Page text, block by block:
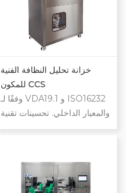
خزانة تحليل النظافة الفنية
للمكون CCS
وفقًا لـ VDA19.1 و ISO16232
والمعيار الداخلي. تحسينات تقنية
وهندسية وسلامة كبيرة. نظام
بالضغط، والموجات فوق